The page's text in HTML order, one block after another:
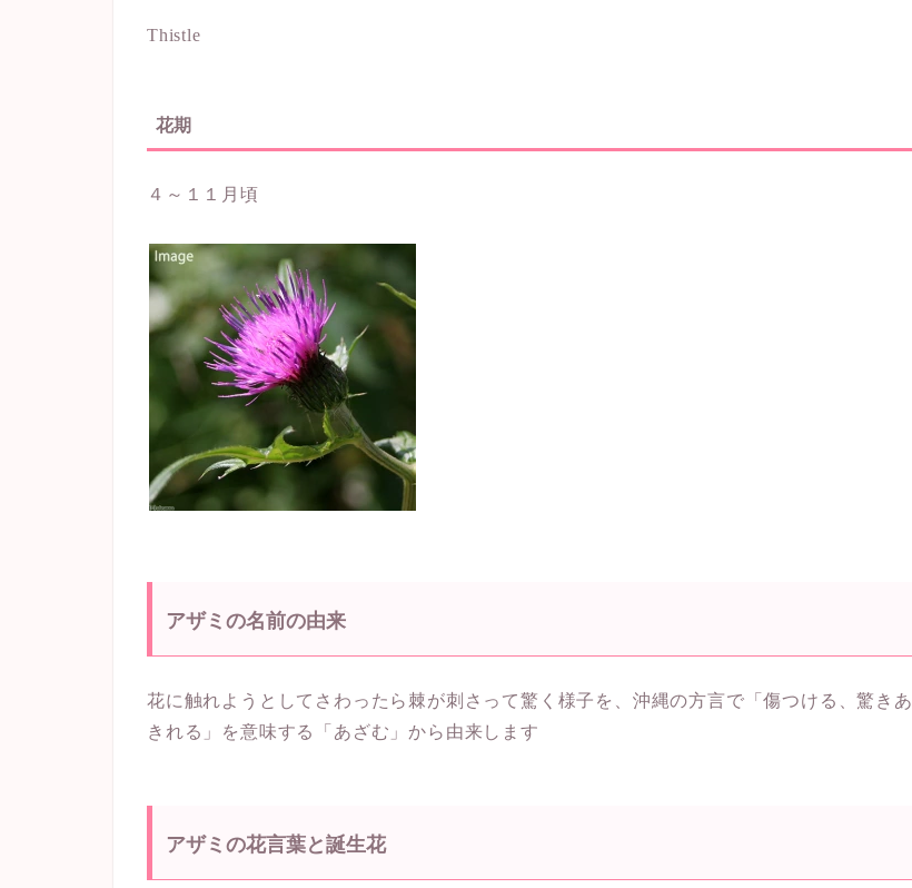
Thistle
花期
４～１１月頃
アザミの名前の由来
花に触れようとしてさわったら棘が刺さって驚く様子を、沖縄の方言で「傷つける、驚きあ
きれる」を意味する「あざむ」から由来します
アザミの花言葉と誕生花